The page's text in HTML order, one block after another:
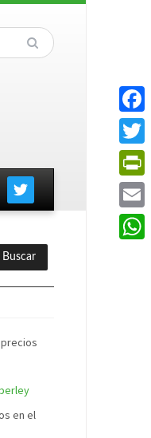
twitter
en el
Email